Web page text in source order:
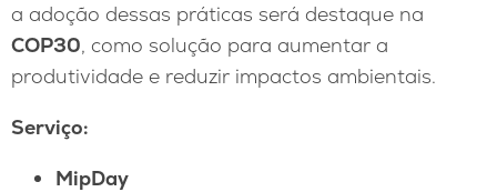
a adoção dessas práticas será destaque na
COP30, como solução para aumentar a
produtividade e reduzir impactos ambientais.
Serviço:
MipDay